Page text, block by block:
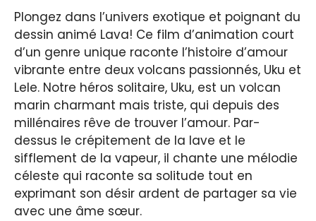
Plongez dans l’univers exotique et poignant du
dessin animé Lava! Ce film d’animation court
d’un genre unique raconte l’histoire d’amour
vibrante entre deux volcans passionnés, Uku et
Lele. Notre héros solitaire, Uku, est un volcan
marin charmant mais triste, qui depuis des
millénaires rêve de trouver l’amour. Par-
dessus le crépitement de la lave et le
sifflement de la vapeur, il chante une mélodie
céleste qui raconte sa solitude tout en
exprimant son désir ardent de partager sa vie
avec une âme sœur.